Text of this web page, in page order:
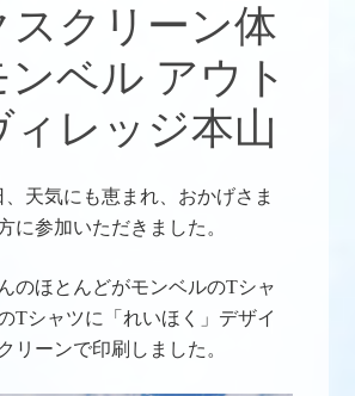
スクリーン体
ベル アウト
ィレッジ本山
、天気にも恵まれ、おかげさま
に参加いただきました。
のほとんどがモンベルのTシャ
Tシャツに「れいほく」デザイ
リーンで印刷しました。